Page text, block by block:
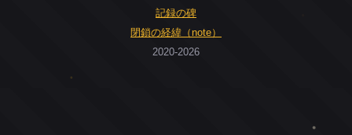
記録の碑
閉鎖の経緯（note）
2020-2026